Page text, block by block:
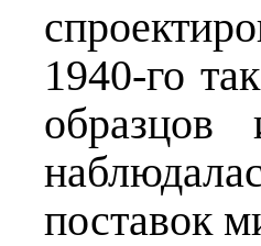
1940-го
поставок